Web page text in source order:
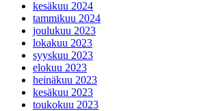
kesäkuu 2024
tammikuu 2024
joulukuu 2023
lokakuu 2023
syyskuu 2023
elokuu 2023
heinäkuu 2023
kesäkuu 2023
toukokuu 2023